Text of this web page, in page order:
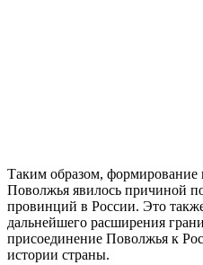
Таким образом, формирование
Поволжья явилось причиной
провинций в России. Это
дальнейшего расширения
присоединение Поволжья к
истории страны.